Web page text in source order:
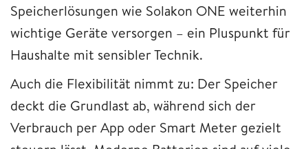
Speicherlösungen wie Solakon ONE weiterhin
wichtige Geräte versorgen – ein Pluspunkt für
Haushalte mit sensibler Technik.
Auch die Flexibilität nimmt zu: Der Speicher
deckt die Grundlast ab, während sich der
Verbrauch per App oder Smart Meter gezielt